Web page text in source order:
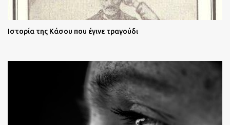
Ιστορία της Κάσου που έγινε τραγούδι